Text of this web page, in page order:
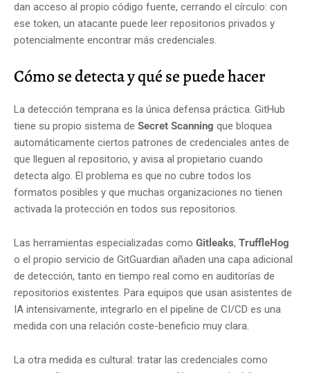
dan acceso al propio código fuente, cerrando el círculo: con
ese token, un atacante puede leer repositorios privados y
potencialmente encontrar más credenciales.
Cómo se detecta y qué se puede hacer
La detección temprana es la única defensa práctica. GitHub
tiene su propio sistema de Secret Scanning que bloquea
automáticamente ciertos patrones de credenciales antes de
que lleguen al repositorio, y avisa al propietario cuando
detecta algo. El problema es que no cubre todos los
formatos posibles y que muchas organizaciones no tienen
activada la protección en todos sus repositorios.
Las herramientas especializadas como Gitleaks, TruffleHog
o el propio servicio de GitGuardian añaden una capa adicional
de detección, tanto en tiempo real como en auditorías de
repositorios existentes. Para equipos que usan asistentes de
IA intensivamente, integrarlo en el pipeline de CI/CD es una
medida con una relación coste-beneficio muy clara.
La otra medida es cultural: tratar las credenciales como